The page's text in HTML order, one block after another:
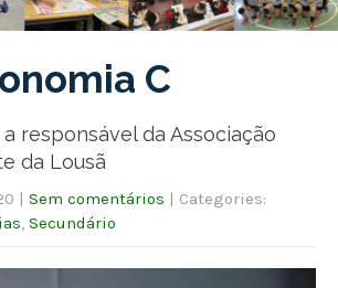
C
responsável da Associação
da Lousã
| Sem comentários | Categories:
Secundário